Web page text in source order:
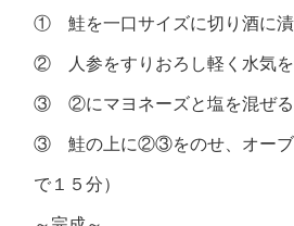
① 鮭を一口サイズに切り酒に漬
② 人参をすりおろし軽く水気を
③ ②にマヨネーズと塩を混ぜる
③ 鮭の上に②③をのせ、オーブ
で１５分）